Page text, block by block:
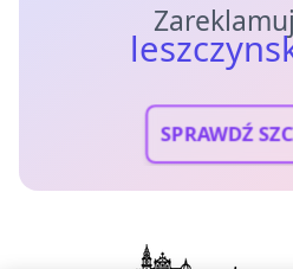
SPRAWDŹ